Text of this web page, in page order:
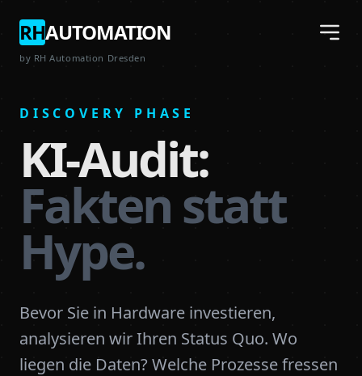
RHAUTOMATION
by RH Automation Dresden
DISCOVERY PHASE
KI-Audit:
Fakten statt
Hype.
Bevor Sie in Hardware investieren,
analysieren wir Ihren Status Quo. Wo
liegen die Daten? Welche Prozesse fressen